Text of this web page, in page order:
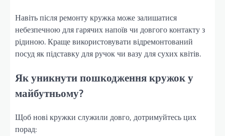
Навіть після ремонту кружка може залишатися
небезпечною для гарячих напоїв чи довгого контакту з
рідиною. Краще використовувати відремонтований
посуд як підставку для ручок чи вазу для сухих квітів.
Як уникнути пошкодження кружок у
майбутньому?
Щоб нові кружки служили довго, дотримуйтесь цих
порад: